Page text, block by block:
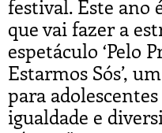
festival. Este ano
que vai fazer a
espetáculo ‘Pelo
Estarmos Sós’,
para
igualdade e